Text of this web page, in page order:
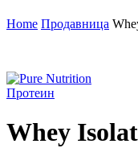
Home Продавница
Протеин
Whey